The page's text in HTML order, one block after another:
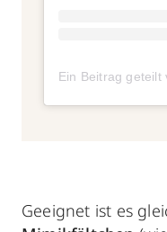
Ein Beitrag geteilt
Geeignet ist es